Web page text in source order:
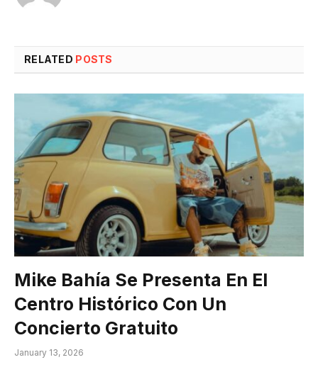
RELATED POSTS
Mike Bahía Se Presenta En El
Centro Histórico Con Un
Concierto Gratuito
January 13, 2026